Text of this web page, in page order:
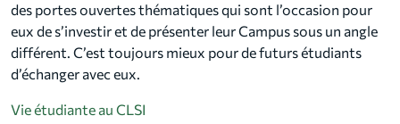
des portes ouvertes thématiques qui sont l’occasion pour
eux de s’investir et de présenter leur Campus sous un angle
différent. C’est toujours mieux pour de futurs étudiants
d’échanger avec eux.
Vie étudiante au CLSI